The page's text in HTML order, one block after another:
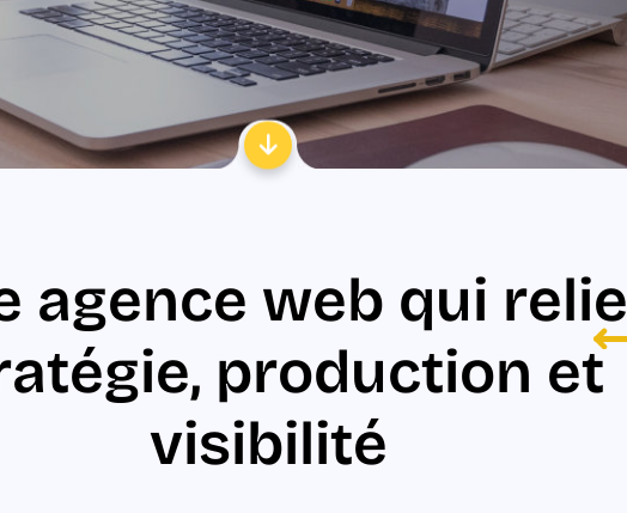
agence web qui relie
production et
visibilité